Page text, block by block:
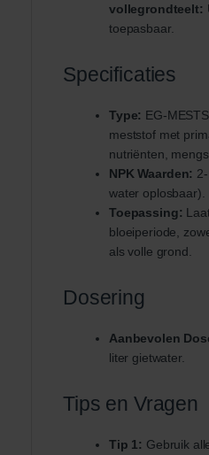
vollegrondteelt:
toepasbaar.
Specificaties
Type: EG-
meststof met
nutriënten,
NPK Waarden:
water oplosbaar).
Toepassing:
bloeiperiode,
als volle grond.
Dosering
Aanbevolen
liter gietwater.
Tips en Vragen
Tip 1: Gebruik